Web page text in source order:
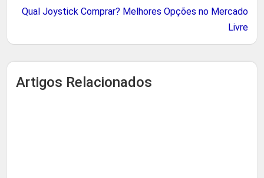
Qual Joystick Comprar? Melhores Opções no Mercado
Livre
Artigos Relacionados